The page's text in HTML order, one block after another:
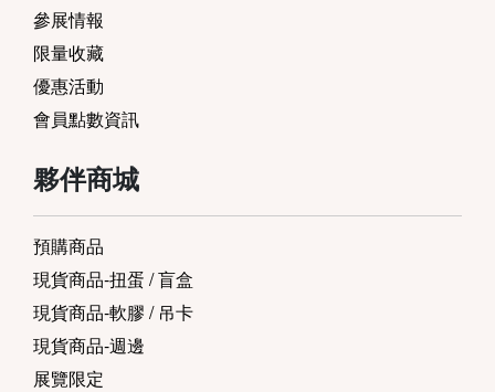
參展情報
限量收藏
優惠活動
會員點數資訊
夥伴商城
預購商品
現貨商品-扭蛋 / 盲盒
現貨商品-軟膠 / 吊卡
現貨商品-週邊
展覽限定